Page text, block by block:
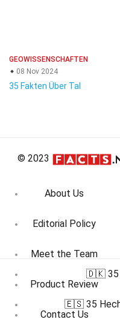
GEOWISSENSCHAFTEN
08 Nov 2024
35 Fakten Über Tal
© 2023
About Us
Editorial Policy
Meet the Team
Product Review
Contact Us
🇩🇰 35
🇪🇸 35